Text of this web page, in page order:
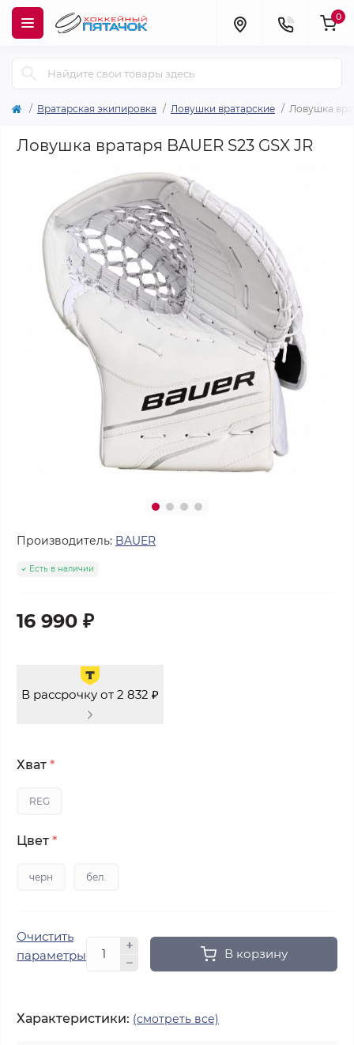
0
Вратарская экипировка Ловушки вратарские Ловушка
Ловушка вратаря BAUER S23 GSX JR
Производитель: BAUER
Есть в наличии
16 990 ₽
В рассрочку от 2 832 ₽
Хват *
REG
Цвет *
черн бел.
Очистить
параметры
В корзину
Характеристики: (смотреть все)